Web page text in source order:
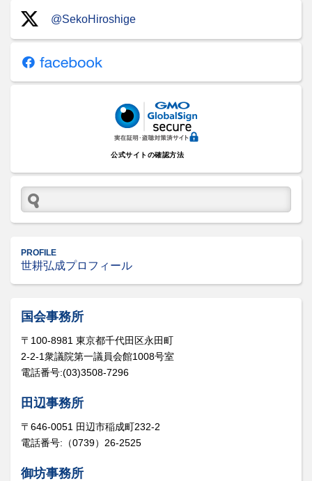
@SekoHiroshige
公式サイトの確認方法
PROFILE
世耕弘成プロフィール
国会事務所
〒100-8981 東京都千代田区永田町
2-2-1衆議院第一議員会館1008号室
電話番号:(03)3508-7296
田辺事務所
〒646-0051 田辺市稲成町232-2
電話番号:（0739）26-2525
御坊事務所